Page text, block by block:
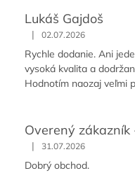
Lukáš Gajdoš
| 02.07.2026
Rychle dodanie. Ani
vysoká kvalita a
Hodnotím naozaj veľmi
Overený zákazník
| 31.07.2026
Dobrý obchod.